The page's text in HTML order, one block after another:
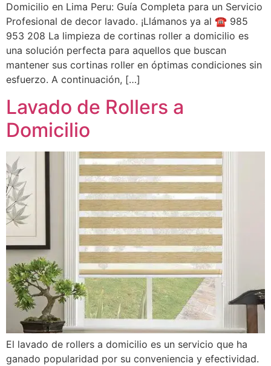
Domicilio en Lima Peru: Guía Completa para un Servicio
Profesional de decor lavado. ¡Llámanos ya al ☎ 985
953 208 La limpieza de cortinas roller a domicilio es
una solución perfecta para aquellos que buscan
mantener sus cortinas roller en óptimas condiciones sin
esfuerzo. A continuación, […]
Lavado de Rollers a
Domicilio
El lavado de rollers a domicilio es un servicio que ha
ganado popularidad por su conveniencia y efectividad.